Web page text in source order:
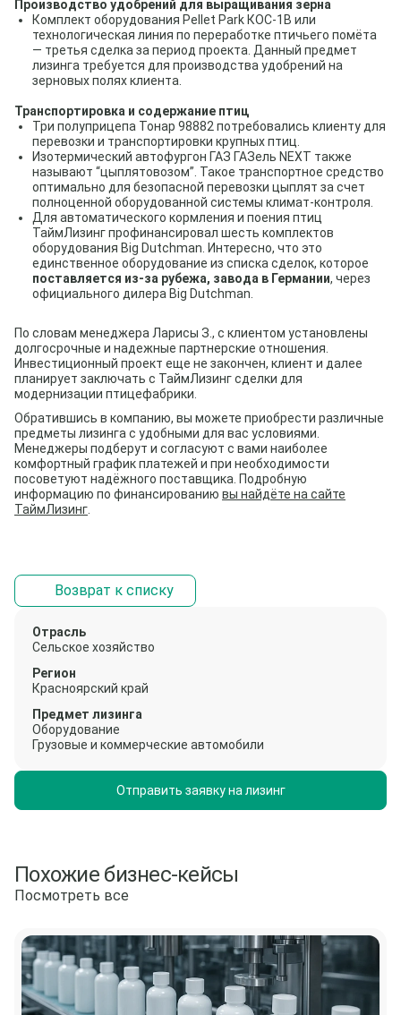
Производство удобрений для выращивания зерна
Комплект оборудования Pellet Park КОС-1В или
технологическая линия по переработке птичьего помёта
— третья сделка за период проекта. Данный предмет
лизинга требуется для производства удобрений на
зерновых полях клиента.
Транспортировка и содержание птиц
Три полуприцепа Тонар 98882 потребовались клиенту для
перевозки и транспортировки крупных птиц.
Изотермический автофургон ГАЗ ГАЗель NEXT также
называют “цыплятовозом”. Такое транспортное средство
оптимально для безопасной перевозки цыплят за счет
полноценной оборудованной системы климат-контроля.
Для автоматического кормления и поения птиц
ТаймЛизинг профинансировал шесть комплектов
оборудования Big Dutchman. Интересно, что это
единственное оборудование из списка сделок, которое
поставляется из-за рубежа, завода в Германии, через
официального дилера Big Dutchman.
По словам менеджера Ларисы З., с клиентом установлены
долгосрочные и надежные партнерские отношения.
Инвестиционный проект еще не закончен, клиент и далее
планирует заключать с ТаймЛизинг сделки для
модернизации птицефабрики.
Обратившись в компанию, вы можете приобрести различные
предметы лизинга с удобными для вас условиями.
Менеджеры подберут и согласуют с вами наиболее
комфортный график платежей и при необходимости
посоветуют надёжного поставщика. Подробную
информацию по финансированию вы найдёте на сайте
ТаймЛизинг
Возврат к списку
Отрасль
Сельское хозяйство
Регион
Красноярский край
Предмет лизинга
Оборудование
Грузовые и коммерческие автомобили
Отправить заявку на лизинг
Похожие бизнес-кейсы
Посмотреть все